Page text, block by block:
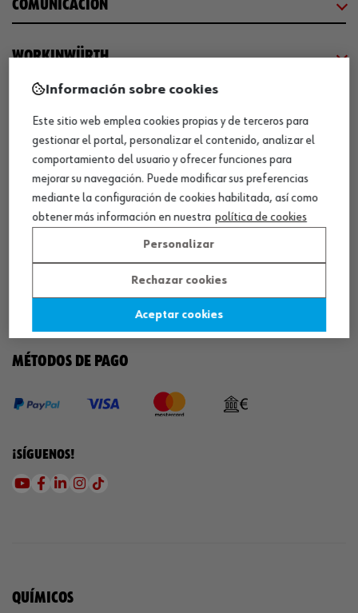
COMUNICACIÓN
WORKINWÜRTH
¡WÜRTH EMPRESA SOLIDARIA!
¡DESCARGA NUESTRA APP!
MÉTODOS DE PAGO
¡SÍGUENOS!
QUÍMICOS
Información sobre cookies
Este sitio web emplea cookies propias y de terceros para
gestionar el portal, personalizar el contenido, analizar el
comportamiento del usuario y ofrecer funciones para
mejorar su navegación. Puede modificar sus preferencias
mediante la configuración de cookies habilitada, así como
obtener más información en nuestra política de cookies
Personalizar
Rechazar cookies
Aceptar cookies